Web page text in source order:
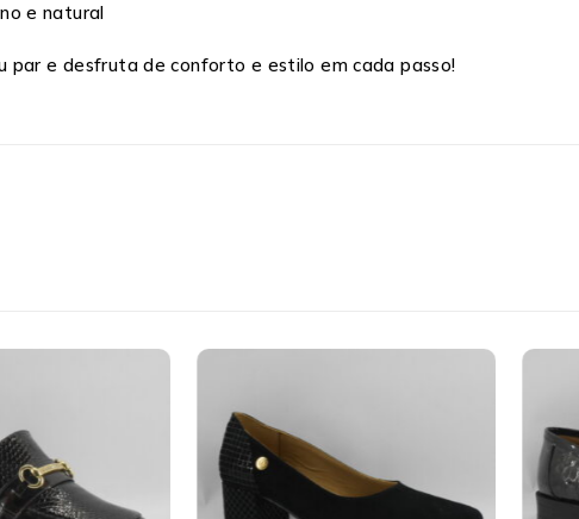
e natural
par e desfruta de conforto e estilo em cada passo!